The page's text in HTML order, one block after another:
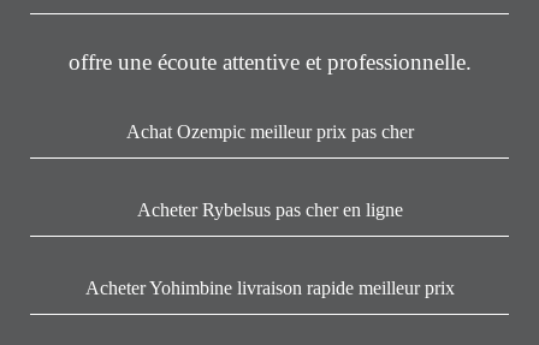
offre une écoute attentive et professionnelle.
Achat Ozempic meilleur prix pas cher
Acheter Rybelsus pas cher en ligne
Acheter Yohimbine livraison rapide meilleur prix